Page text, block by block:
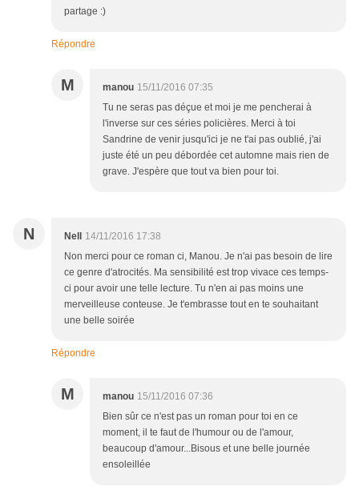
partage :)
Répondre
M manou 15/11/2016 07:35
Tu ne seras pas déçue et moi je me pencherai à
l'inverse sur ces séries policières. Merci à toi
Sandrine de venir jusqu'ici je ne t'ai pas oublié, j'ai
juste été un peu débordée cet automne mais rien de
grave. J'espère que tout va bien pour toi.
N Nell
14/11/2016 17:38
Non merci pour ce roman ci, Manou. Je n'ai pas besoin de lire
ce genre d'atrocités. Ma sensibilité est trop vivace ces temps-
ci pour avoir une telle lecture. Tu n'en ai pas moins une
merveilleuse conteuse. Je t'embrasse tout en te souhaitant
une belle soirée
Répondre
M manou 15/11/2016 07:36
Bien sûr ce n'est pas un roman pour toi en ce
moment, il te faut de l'humour ou de l'amour,
beaucoup d'amour...Bisous et une belle journée
ensoleillée